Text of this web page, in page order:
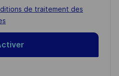
de traitement des